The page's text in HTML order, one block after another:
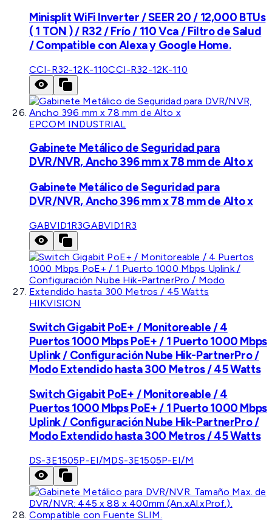
Minisplit WiFi Inverter / SEER 20 / 12,000 BTUs
( 1 TON ) / R32 / Frío / 110 Vca / Filtro de Salud
/ Compatible con Alexa y Google Home.
CCI-R32-12K-110CCI-R32-12K-110
EPCOM INDUSTRIAL
Gabinete Metálico de Seguridad para
DVR/NVR, Ancho 396 mm x 78 mm de Alto x
Gabinete Metálico de Seguridad para
DVR/NVR, Ancho 396 mm x 78 mm de Alto x
GABVID1R3GABVID1R3
HIKVISION
Switch Gigabit PoE+ / Monitoreable / 4
Puertos 1000 Mbps PoE+ / 1 Puerto 1000 Mbps
Uplink / Configuración Nube Hik-PartnerPro /
Modo Extendido hasta 300 Metros / 45 Watts
Switch Gigabit PoE+ / Monitoreable / 4
Puertos 1000 Mbps PoE+ / 1 Puerto 1000 Mbps
Uplink / Configuración Nube Hik-PartnerPro /
Modo Extendido hasta 300 Metros / 45 Watts
DS-3E1505P-EI/MDS-3E1505P-EI/M